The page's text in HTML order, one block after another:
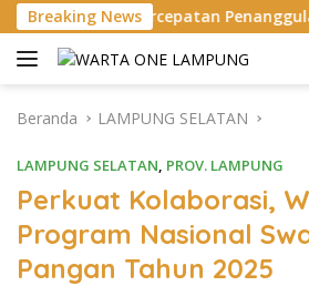
Langsung
ke
konten
Breaking News
Penanggulangan Tuberkulosis
Beranda LAMPUNG SELATAN
LAMPUNG SELATAN, PROV. LAMPUNG
Perkuat Kolaborasi,
Program Nasional
Pangan Tahun 2025